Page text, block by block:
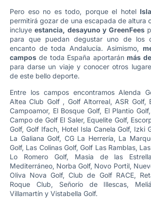
Pero eso no es todo, porque el hotel
permitirá gozar de una escapada de altura
incluyeestancia, desayuno y GreenFees
para que puedan degustar uno de los
encanto de toda Andalucía. Asimismo,
campos de toda España aportarán más
para darse un viaje y conocer otros
de este bello deporte.
Entre los campos encontramos Alenda
Altea Club Golf , Golf Altorreal, ASR Golf,
Campoamor, El Bosque Golf, El Plantio
Campo de Golf El Saler, Equelite Golf,
Golf, Golf Ifach, Hotel Isla Canela Golf, Izki
La Galiana Golf, CG La Herrería, La
Golf, Las Colinas Golf, Golf Las Ramblas,
Lo Romero Golf, Masia de las
Mediterráneo, Norba Golf, Novo Portil,
Oliva Nova Golf, Club de Golf RACE,
Roque Club, Señorío de Illescas,
Villamartín y Vistabella Golf.